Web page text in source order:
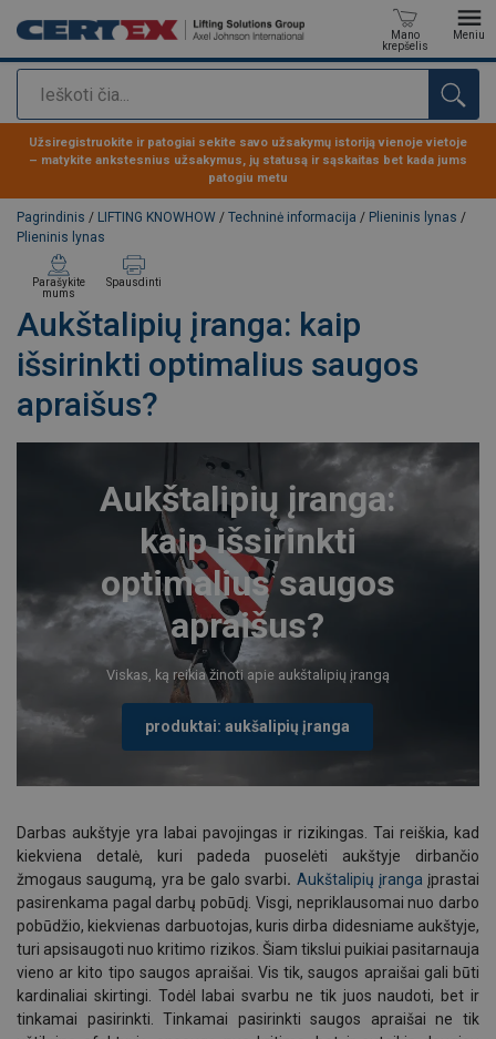
Paieška
Mano
krepšelis
Meniu
Produktas buvo pridėtas prie jūsų užklausos
Užsiregistruokite ir patogiai sekite savo užsakymų istoriją vienoje vietoje
– matykite ankstesnius užsakymus, jų statusą ir sąskaitas bet kada jums
patogiu metu
Pagrindinis / LIFTING KNOWHOW / Techninė informacija / Plieninis lynas /
Plieninis lynas
Aukštalipių įranga: kaip
išsirinkti optimalius saugos
apraišus?
Parašykite
mums
Spausdinti
Aukštalipių įranga:
kaip išsirinkti
optimalius saugos
apraišus?
Viskas, ką reikia žinoti apie aukštalipių įrangą
produktai: aukšalipių įranga
Darbas aukštyje yra labai pavojingas ir rizikingas. Tai reiškia, kad
kiekviena detalė, kuri padeda puoselėti aukštyje dirbančio
žmogaus saugumą, yra be galo svarbi. Aukštalipių įranga įprastai
pasirenkama pagal darbų pobūdį. Visgi, nepriklausomai nuo darbo
pobūdžio, kiekvienas darbuotojas, kuris dirba didesniame aukštyje,
turi apsisaugoti nuo kritimo rizikos. Šiam tikslui puikiai pasitarnauja
vieno ar kito tipo saugos apraišai. Vis tik, saugos apraišai gali būti
kardinaliai skirtingi. Todėl labai svarbu ne tik juos naudoti, bet ir
tinkamai pasirinkti. Tinkamai pasirinkti saugos apraišai ne tik